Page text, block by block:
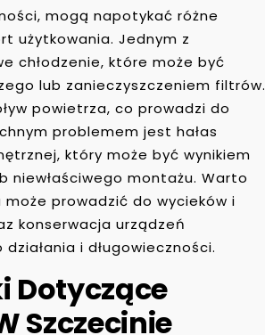
mogą napotykać różne
użytkowania. Jednym z
chłodzenie, które może być
lub zanieczyszczeniem filtrów.
powietrza, co prowadzi do
problemem jest hałas
który może być wynikiem
niewłaściwego montażu. Warto
prowadzić do wycieków i
konserwacja urządzeń
i długowieczności.
Dotyczące
Szczecinie